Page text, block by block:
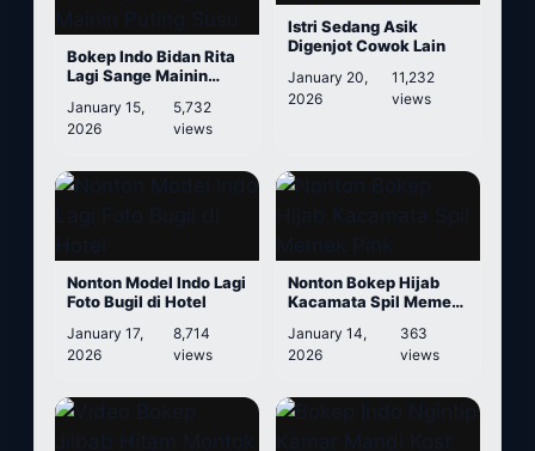
Bokep Indo Bidan Rita
Lagi Sange Mainin
January 15,
2026
5,732
views
Istri Sedang Asik
Digenjot Cowok Lain
January 20,
2026
11,232
views
Nonton Model Indo Lagi
Foto Bugil di Hotel
January 17,
2026
8,714
views
Nonton Bokep Hijab
Kacamata Spil Memek
January 14,
2026
363
views